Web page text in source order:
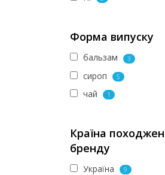
Форма випуску
бальзам 3
сироп 5
чай 1
Країна
бренду
Україна 9